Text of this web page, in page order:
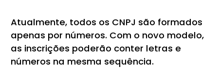
Atualmente, todos os CNPJ são formados
apenas por números. Com o novo modelo,
as inscrições poderão conter letras e
números na mesma sequência.